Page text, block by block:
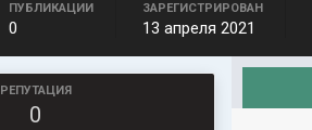
ПУБЛИКАЦИИ
0
ЗАРЕГИСТРИРОВАН
13 апреля 2021
РЕПУТАЦИЯ
0